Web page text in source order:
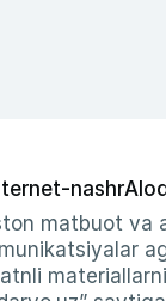
nashr
matbuot